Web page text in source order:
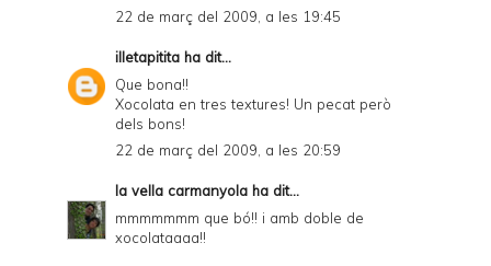
22 de març del 2009, a les 19:45
illetapitita ha dit...
Que bona!!
Xocolata en tres textures! Un pecat però
dels bons!
22 de març del 2009, a les 20:59
la vella carmanyola ha dit...
mmmmmmm que bó!! i amb doble de
xocolataaaa!!